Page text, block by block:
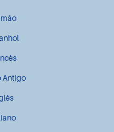
Antigo